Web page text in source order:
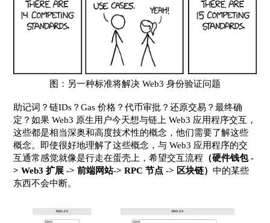
图：另一种标准将解决 Web3 身份验证问题
助记词？链IDs？Gas 价格？代币审批？还原交易？最终确
定？如果 Web3 原生用户今天想与链上 Web3 应用程序交互，
这些都是相当深奥和高度技术性的概念，他们需要了解这些
概念。即使很好地理解了这些概念，与 Web3 应用程序的交
互通常感觉就像是行走在蛋壳上，希望交互流程 （硬件钱包 -
> Web3 扩展 -> 前端网站-> RPC 节点 -> 区块链）中的某些
东西不会中断。